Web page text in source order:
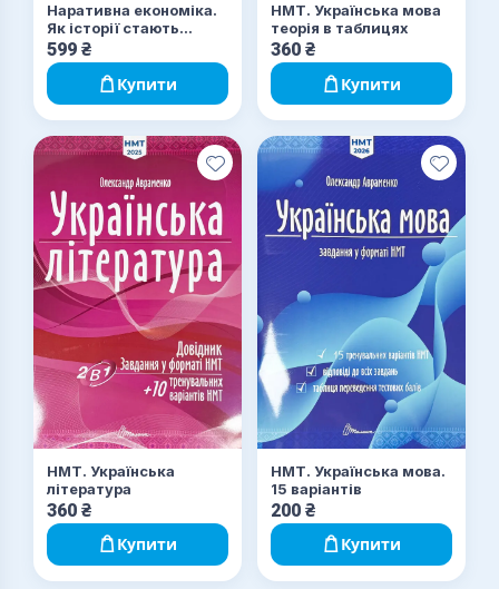
Наративна економіка.
Як історії стають
вірусними й
зумовлюють важливі
економічні події
599 ₴
Купити
НМТ. Українська мова
теорія в таблицях
360 ₴
Купити
НМТ. Українська
література
360 ₴
Купити
НМТ. Українська мова.
15 варіантів
200 ₴
Купити